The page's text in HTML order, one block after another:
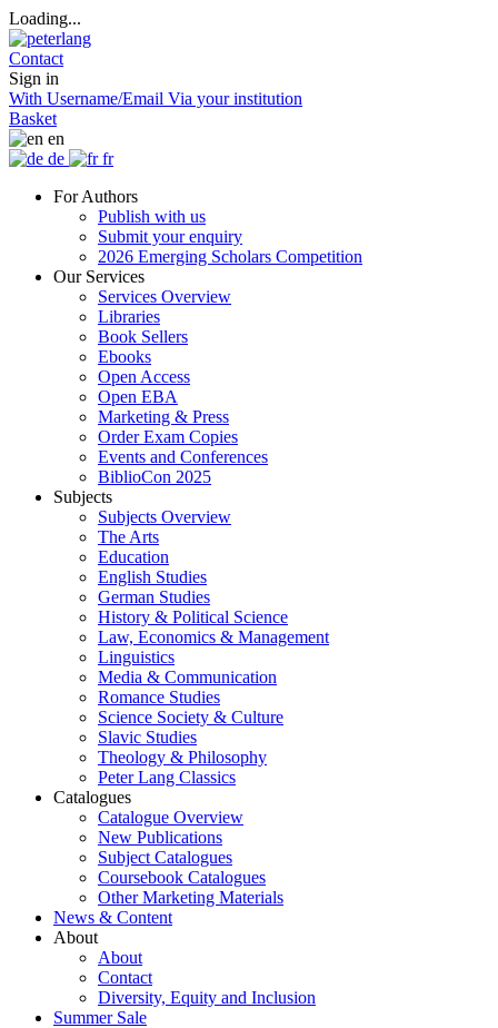
Loading...
Contact
Sign in
With Username/Email Via your institution
Basket
en
de
fr
For Authors
Publish with us
Submit your enquiry
2026 Emerging Scholars Competition
Our Services
Services Overview
Libraries
Book Sellers
Ebooks
Open Access
Open EBA
Marketing & Press
Order Exam Copies
Events and Conferences
BiblioCon 2025
Subjects
Subjects Overview
The Arts
Education
English Studies
German Studies
History & Political Science
Law, Economics & Management
Linguistics
Media & Communication
Romance Studies
Science Society & Culture
Slavic Studies
Theology & Philosophy
Peter Lang Classics
Catalogues
Catalogue Overview
New Publications
Subject Catalogues
Coursebook Catalogues
Other Marketing Materials
News & Content
About
About
Contact
Diversity, Equity and Inclusion
Summer Sale